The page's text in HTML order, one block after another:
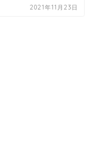
2021年11月23日